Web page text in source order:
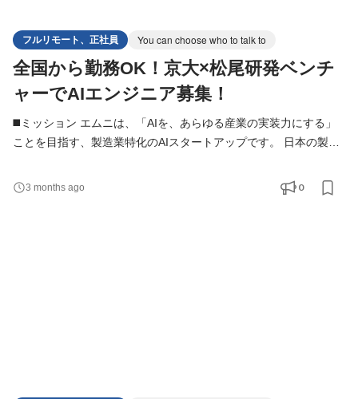
フルリモート、正社員 You can choose who to talk to
全国から勤務OK！京大×松尾研発ベンチ
ャーでAIエンジニア募集！
◼️ミッション エムニは、「AIを、あらゆる産業の実装力にする」
ことを目指す、製造業特化のAIスタートアップです。 日本の製造
報、属人的な判断プロセスなど、まだAIによって解決できる余地
が数多く残されています。 本ポジションでは、LLM・RAG・AIエ
3 months ago 0